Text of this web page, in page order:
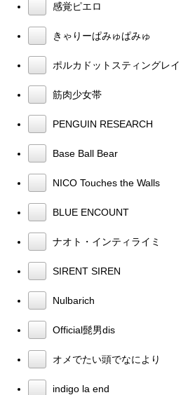
感覚ピエロ
きゃりーぱみゅぱみゅ
ポルカドットスティングレイ
筋肉少女帯
PENGUIN RESEARCH
Base Ball Bear
NICO Touches the Walls
BLUE ENCOUNT
ナオト・インティライミ
SIRENT SIREN
Nulbarich
Official髭男dis
オメでたい頭でなにより
indigo la end